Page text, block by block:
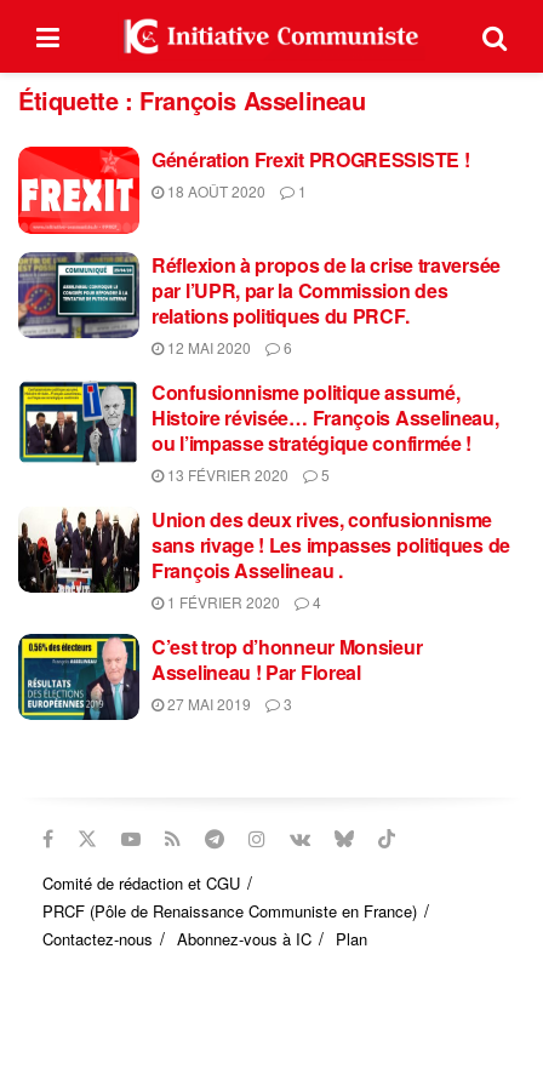
Étiquette : François Asselineau
Génération Frexit PROGRESSISTE !
18 AOÛT 2020 1
Réflexion à propos de la crise traversée
par l’UPR, par la Commission des
relations politiques du PRCF.
12 MAI 2020 6
Confusionnisme politique assumé,
Histoire révisée… François Asselineau,
ou l’impasse stratégique confirmée !
13 FÉVRIER 2020 5
Union des deux rives, confusionnisme
sans rivage ! Les impasses politiques de
François Asselineau .
1 FÉVRIER 2020 4
C’est trop d’honneur Monsieur
Asselineau ! Par Floreal
27 MAI 2019 3
Comité de rédaction et CGU
PRCF (Pôle de Renaissance Communiste en France)
Contactez-nous
Abonnez-vous à IC Plan